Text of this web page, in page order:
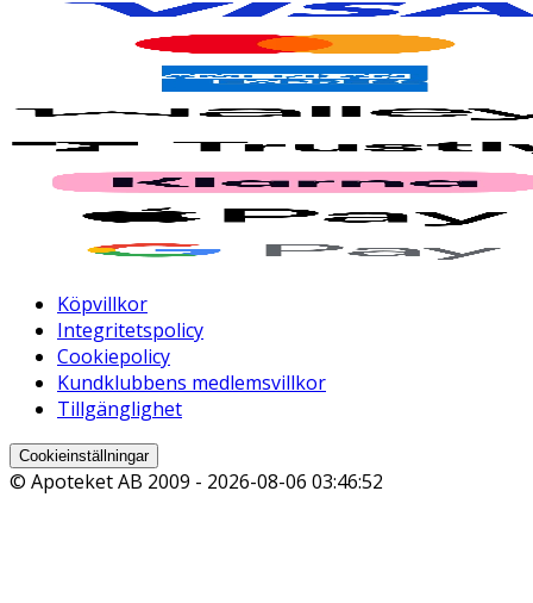
Köpvillkor
Integritetspolicy
Cookiepolicy
Kundklubbens medlemsvillkor
Tillgänglighet
Cookieinställningar
© Apoteket AB 2009 - 2026-08-06 03:46:52